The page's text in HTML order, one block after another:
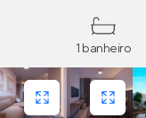
1 banheiro